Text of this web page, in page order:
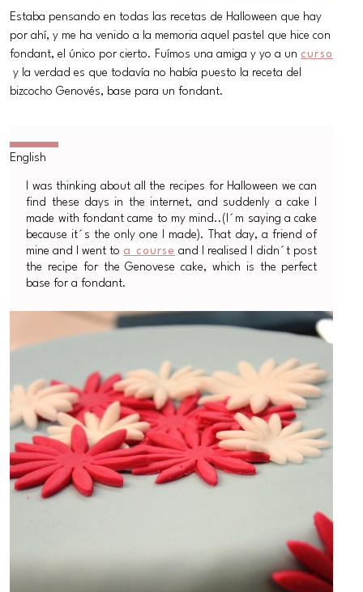
Estaba pensando en todas las recetas de Halloween que hay
por ahí, y me ha venido a la memoria aquel pastel que hice con
fondant, el único por cierto. Fuímos una amiga y yo a uncurso
y la verdad es que todavía no había puesto la receta del
bizcocho Genovés, base para un fondant.
I was thinking about all the recipes for Halloween we can
find these days in the internet, and suddenly a cake I
made with fondant came to my mind..(I´m saying a cake
because it´s the only one I made). That day, a friend of
mine and I went toa course and I realised I didn´t post
the recipe for the Genovese cake, which is the perfect
base for a fondant.